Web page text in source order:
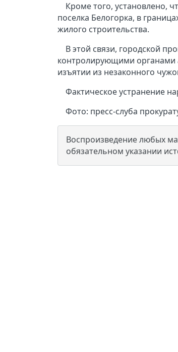
Кроме того, установлено,
поселка Белогорка, в
жилого строительства.
В этой связи, городской
контролирующими органами
изъятии из незаконного
Фактическое устранение
Фото: пресс-слуба
Воспроизведение любых
обязательном указании